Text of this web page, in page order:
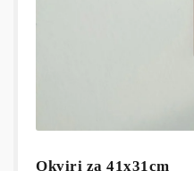
Okviri za 41x31cm